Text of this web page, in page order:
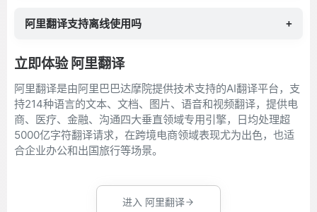
阿里翻译支持离线使用吗 +
立即体验 阿里翻译
阿里翻译是由阿里巴巴达摩院提供技术支持的AI翻译平台，支
持214种语言的文本、文档、图片、语音和视频翻译，提供电
商、医疗、金融、沟通四大垂直领域专用引擎，日均处理超
5000亿字符翻译请求，在跨境电商领域表现尤为出色，也适
合企业办公和出国旅行等场景。
进入 阿里翻译